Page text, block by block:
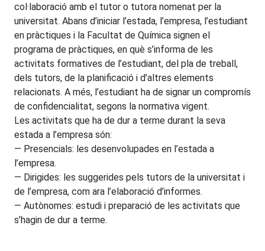
col·laboració amb el tutor o tutora nomenat per la
universitat. Abans d’iniciar l’estada, l’empresa, l’estudiant
en pràctiques i la Facultat de Química signen el
programa de pràctiques, en què s’informa de les
activitats formatives de l’estudiant, del pla de treball,
dels tutors, de la planificació i d’altres elements
relacionats. A més, l’estudiant ha de signar un compromís
de confidencialitat, segons la normativa vigent.
Les activitats que ha de dur a terme durant la seva
estada a l’empresa són:
— Presencials: les desenvolupades en l’estada a
l’empresa.
— Dirigides: les suggerides pels tutors de la universitat i
de l’empresa, com ara l’elaboració d’informes.
— Autònomes: estudi i preparació de les activitats que
s’hagin de dur a terme.